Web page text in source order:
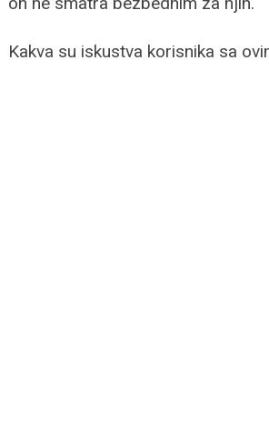
Kakva su iskustva korisnika sa